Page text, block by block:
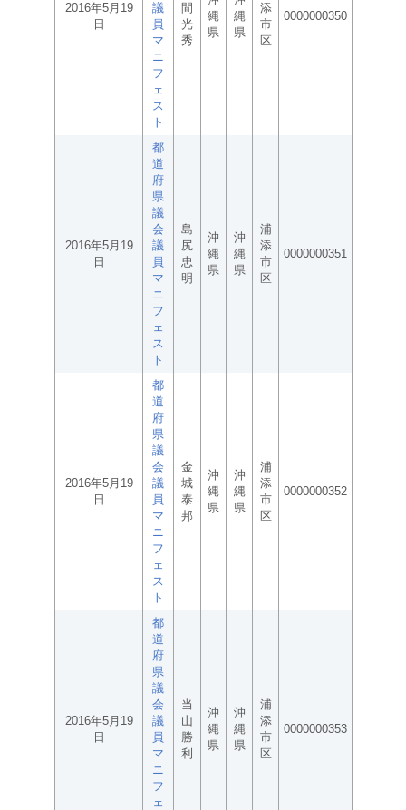
2016年5月19
日
議
員
マ
ニ
フ
ェ
ス
ト
間
光
秀
縄
県
縄
県
添
市
区
0000000350
2016年5月19
日
都
道
府
県
議
会
議
員
マ
ニ
フ
ェ
ス
ト
島
尻
忠
明
沖
縄
県
沖
縄
県
浦
添
市
区
0000000351
2016年5月19
日
都
道
府
県
議
会
議
員
マ
ニ
フ
ェ
ス
ト
金
城
泰
邦
沖
縄
県
沖
縄
県
浦
添
市
区
0000000352
2016年5月19
日
都
道
府
県
議
会
議
員
マ
ニ
フ
ェ
当
山
勝
利
沖
縄
県
沖
縄
県
浦
添
市
区
0000000353